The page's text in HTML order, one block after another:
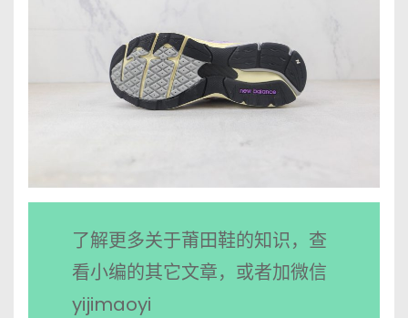
了解更多关于莆田鞋的知识，查
看小编的其它文章，或者加微信
yijimaoyi